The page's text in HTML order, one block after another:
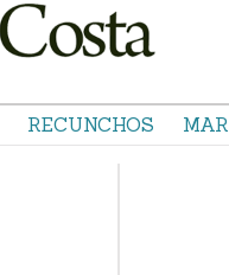
RECUNCHOS MAR